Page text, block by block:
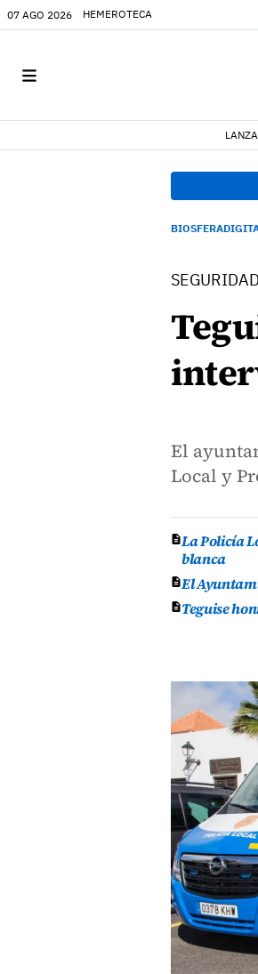
07 AGO 2026 HEMEROTECA
El
Local y
La Policía
blanca
El
Teguise